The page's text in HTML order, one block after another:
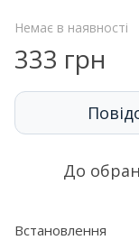
Немає в наявності
333 грн
До
Встановлення